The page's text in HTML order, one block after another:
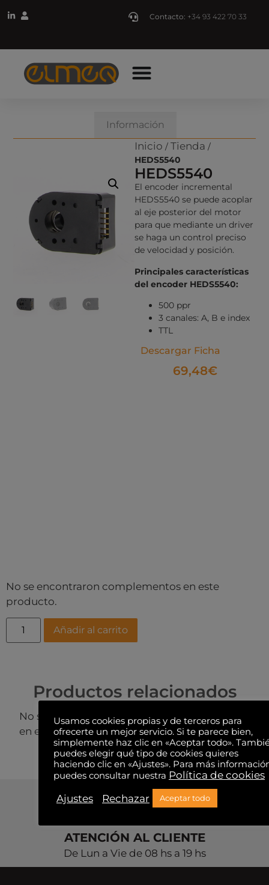
Contacto: +34 93 422 70 33
Información
Inicio / Tienda /
HEDS5540
HEDS5540
El encoder incremental
HEDS5540 se puede acoplar
al eje posterior del motor
para que mediante un driver
se haga un control preciso
de velocidad y posición.
Principales características
del encoder HEDS5540:
500 ppr
3 canales: A, B e index
TTL
Descargar Ficha
69,48€
No se encontraron complementos en este
producto.
Añadir al carrito
Productos relacionados
No se encontraron productos relacionados
en este producto.
ATENCIÓN AL CLIENTE
De Lun a Vie de 08 hs a 19 hs
Usamos cookies propias y de terceros para
ofrecerte un mejor servicio. Si te parece bien,
simplemente haz clic en «Aceptar todo».
puedes elegir qué tipo de cookies quieres
haciendo clic en «Ajustes». Para más
puedes consultar nuestra Política de cookies
Ajustes
Rechazar Aceptar todo